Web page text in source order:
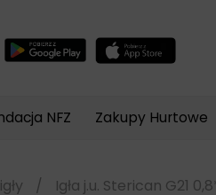
NFZ Zakupy Hurtowe
igły / Igła j.u. Sterican G21